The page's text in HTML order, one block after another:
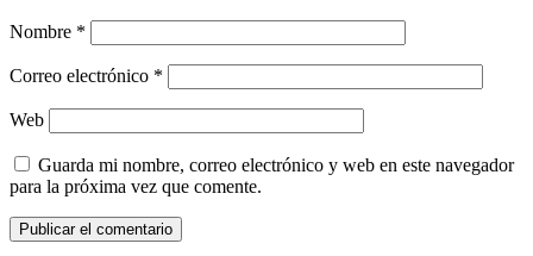
Nombre *
Correo electrónico *
Web
Guarda mi nombre, correo electrónico y web en este navegador
para la próxima vez que comente.